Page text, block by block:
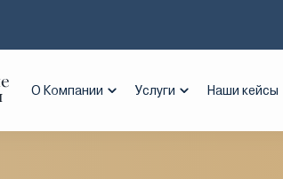
О Компании Услуги Наши кейсы
дня Фармстандарт